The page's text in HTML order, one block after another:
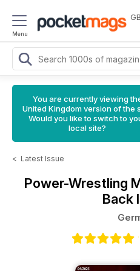
Menu
GB
You are currently viewing
United Kingdom version of the
Would you like to switch to
local site?
< Latest Issue
Power-Wrestling
Back